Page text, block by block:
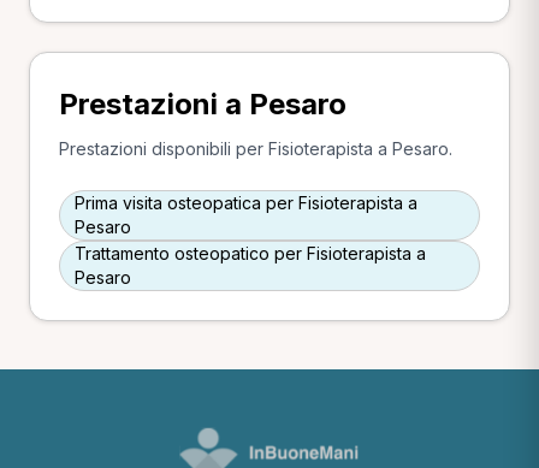
Prestazioni a Pesaro
Prestazioni disponibili per Fisioterapista a Pesaro.
Prima visita osteopatica per Fisioterapista a
Pesaro
Trattamento osteopatico per Fisioterapista a
Pesaro